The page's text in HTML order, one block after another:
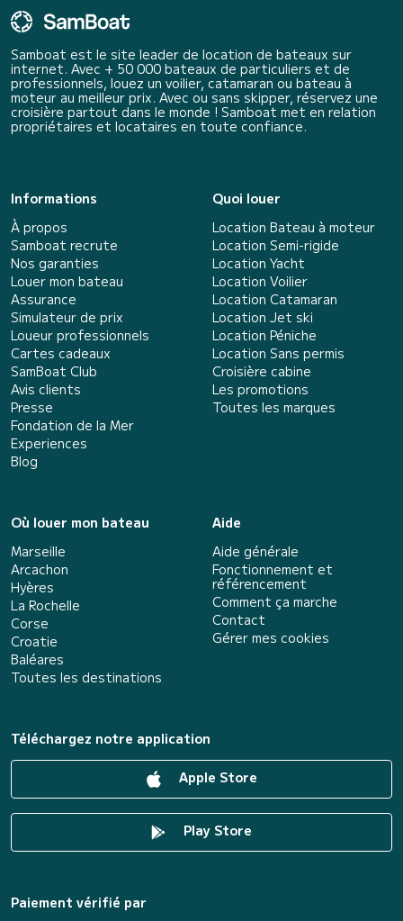
Samboat est le site leader de location de bateaux sur
internet. Avec + 50 000 bateaux de particuliers et de
professionnels, louez un voilier, catamaran ou bateau à
moteur au meilleur prix. Avec ou sans skipper, réservez une
croisière partout dans le monde ! Samboat met en relation
propriétaires et locataires en toute confiance.
Informations
À propos
Samboat recrute
Nos garanties
Louer mon bateau
Assurance
Simulateur de prix
Loueur professionnels
Cartes cadeaux
SamBoat Club
Avis clients
Presse
Fondation de la Mer
Experiences
Blog
Quoi louer
Location Bateau à moteur
Location Semi-rigide
Location Yacht
Location Voilier
Location Catamaran
Location Jet ski
Location Péniche
Location Sans permis
Croisière cabine
Les promotions
Toutes les marques
Où louer mon bateau
Marseille
Arcachon
Hyères
La Rochelle
Corse
Croatie
Baléares
Toutes les destinations
Aide
Aide générale
Fonctionnement et
référencement
Comment ça marche
Contact
Gérer mes cookies
Téléchargez notre application
Apple Store
Play Store
Paiement vérifié par